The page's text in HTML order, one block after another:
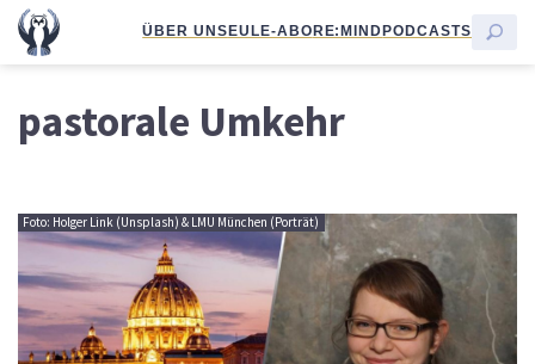
ÜBER UNSEULE-ABORE:MINDPODCASTS
pastorale Umkehr
Foto: Holger Link (Unsplash) & LMU München (Porträt)